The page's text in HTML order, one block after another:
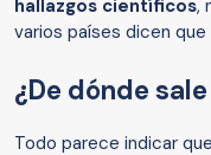
hallazgos científicos,
varios países dicen
¿De dónde
Todo parece indicar